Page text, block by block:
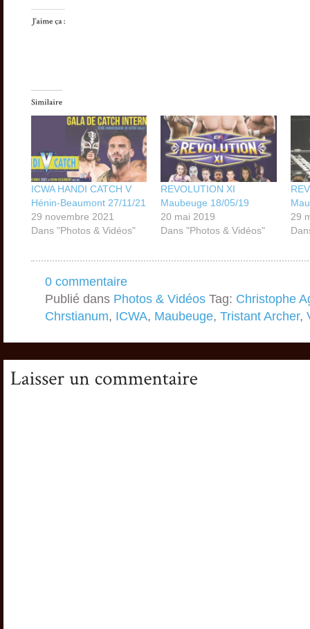
ICWA HANDI CATCH V
Hénin-Beaumont 27/11/21
29 novembre 2021
Dans "Photos & Vidéos"
REVOLUTION XI
Maubeuge 18/05/19
20 mai 2019
Dans "Photos & Vidéos"
29
0 commentaire
Publié dans Photos & Vidéos Tag: Christophe
Chrstianum, ICWA, Maubeuge, Tristant Archer,